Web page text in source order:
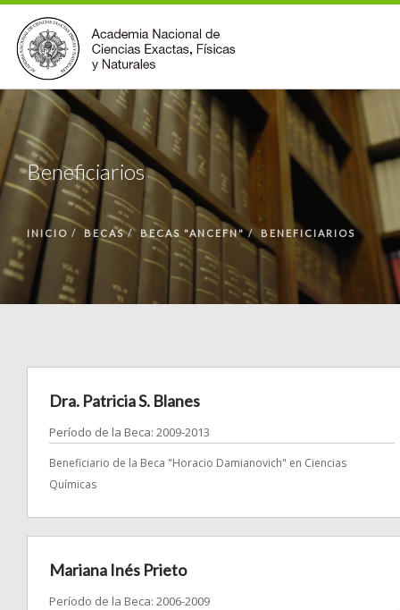
INSTITUCIONAL
ACCIONES
PREMIOS
BECAS
BIBLIOTECA
COMUNIDAD
VOLVER A LA PÁGINA INICIAL
Beneficiarios
INICIO BECAS BECAS "ANCEFN" BENEFICIARIOS
Dra. Patricia S. Blanes
Período de la Beca: 2009-2013
Beneficiario de la Beca "Horacio Damianovich" en Ciencias
Químicas
Mariana Inés Prieto
Período de la Beca: 2006-2009